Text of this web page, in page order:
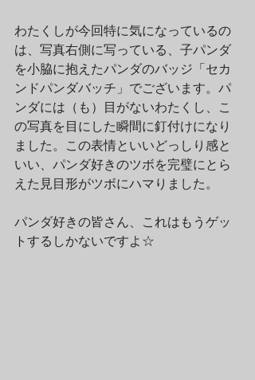
わたくしが今回特に気になっているの
は、写真右側に写っている、子パンダ
を小脇に抱えたパンダのバッジ「セカ
ンドパンダバッチ」でございます。パ
ンダには（も）目がないわたくし、こ
の写真を目にした瞬間に釘付けになり
ました。この表情といいどっしり感と
いい、パンダ好きのツボを完璧にとら
えた見目形がツボにハマりました。
パンダ好きの皆さん、これはもうゲッ
トするしかないですよ☆